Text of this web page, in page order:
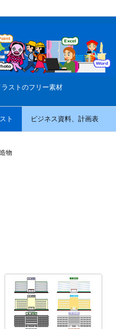
ストのフリー素材
ト ビジネス資料、計画表
物